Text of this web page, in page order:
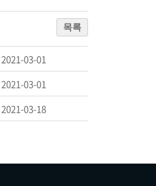
목록
2021-03-01
2021-03-01
2021-03-18